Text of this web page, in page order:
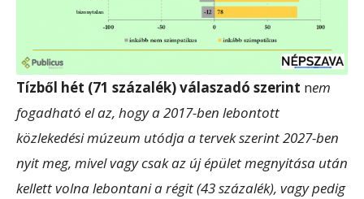
Tízből hét (71 százalék) válaszadó szerint nem
fogadható el az, hogy a 2017-ben lebontott
közlekedési múzeum utódja a tervek szerint 2027-ben
nyit meg, mivel vagy csak az új épület megnyitása után
kellett volna lebontani a régit (43 százalék), vagy pedig